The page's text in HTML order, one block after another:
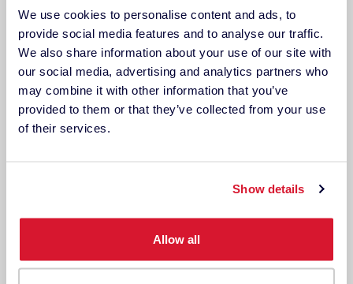
We use cookies to personalise content and ads, to
provide social media features and to analyse our traffic.
We also share information about your use of our site with
our social media, advertising and analytics partners who
may combine it with other information that you’ve
provided to them or that they’ve collected from your use
of their services.
Show details
Allow all
L’utilisation du Datacolor ColorReader chez Caleo Color
Du méditerranéen au maritime : rénover un salon avec le
ColorReader de Datacolor
Tendances des couleurs de peinture pour la maison en